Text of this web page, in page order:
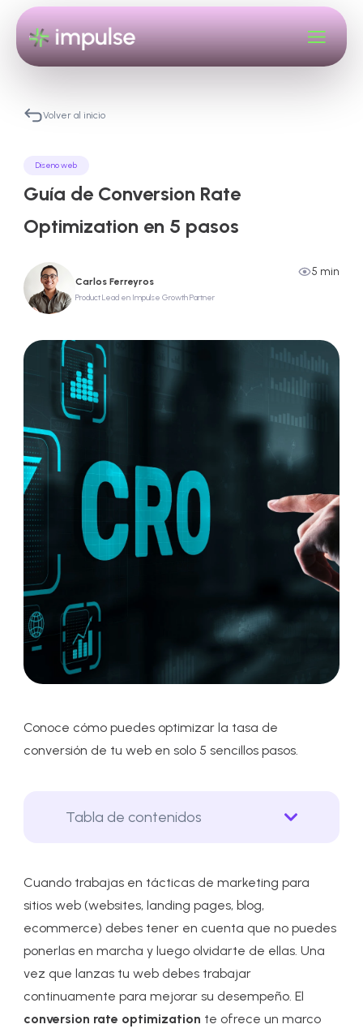
Volver al inicio
Diseno web
Guía de Conversion Rate
Optimization en 5 pasos
Carlos Ferreyros
Product Lead en Impulse Growth Partner
5 min
Conoce cómo puedes optimizar la tasa de
conversión de tu web en solo 5 sencillos pasos.
Tabla de contenidos
Cuando trabajas en tácticas de marketing para
sitios web (websites, landing pages, blog,
ecommerce) debes tener en cuenta que no puedes
ponerlas en marcha y luego olvidarte de ellas. Una
vez que lanzas tu web debes trabajar
continuamente para mejorar su desempeño. El
conversion rate optimization te ofrece un marco